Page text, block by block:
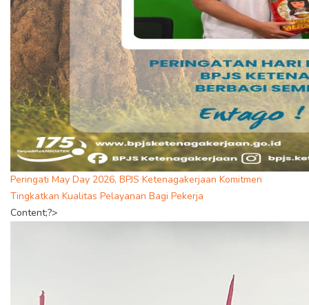
Peringati May Day 2026, BPJS Ketenagakerjaan Komitmen
Tingkatkan Kualitas Pelayanan Bagi Pekerja
Content;?>